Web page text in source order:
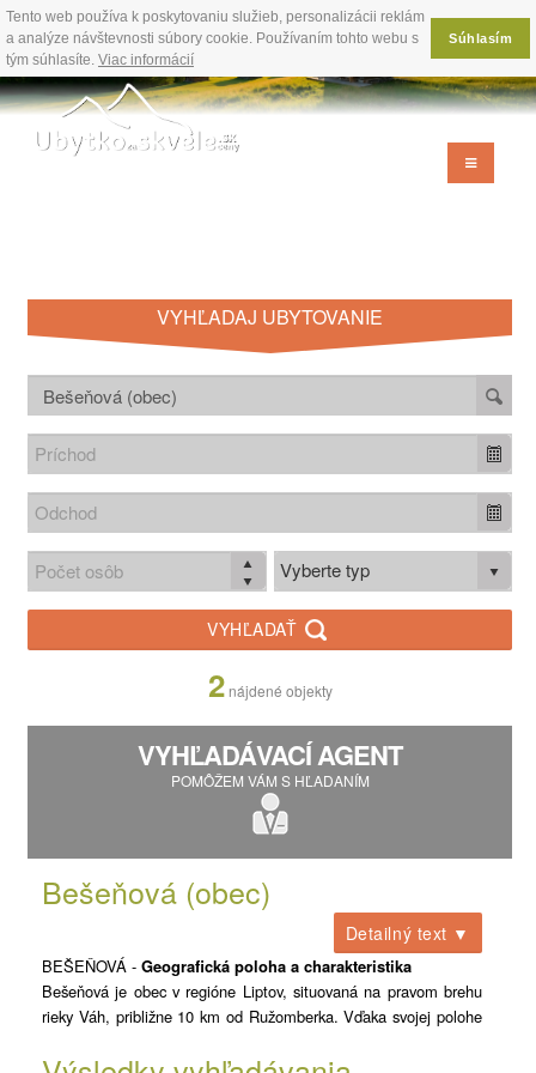
Tento web používa k poskytovaniu služieb, personalizácii reklám
a analýze návštevnosti súbory cookie. Používaním tohto webu s
tým súhlasíte. Viac informácií
Súhlasím
VYHĽADAJ UBYTOVANIE
Vyberte typ
VYHĽADAŤ
2 nájdené objekty
VYHĽADÁVACÍ AGENT
POMÔŽEM VÁM S HĽADANÍM
Bešeňová (obec)
Detailný text ▼
BEŠEŇOVÁ - Geografická poloha a charakteristika
Bešeňová je obec v regióne Liptov, situovaná na pravom brehu
rieky Váh, približne 10 km od Ružomberka. Vďaka svojej polohe
dostupnosťou. Obec sa nachádza v prostredí okolitých pohorí a v